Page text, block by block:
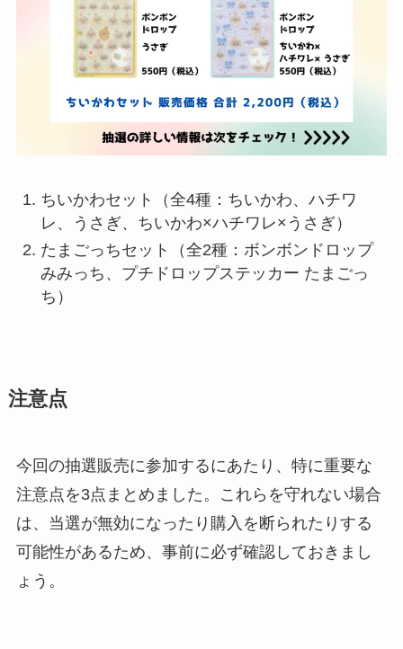
ちいかわセット（全4種：ちいかわ、ハチワ
レ、うさぎ、ちいかわ×ハチワレ×うさぎ）
たまごっちセット（全2種：ボンボンドロップ
みみっち、プチドロップステッカー たまごっ
ち）
注意点
今回の抽選販売に参加するにあたり、特に重要な
注意点を3点まとめました。これらを守れない場合
は、当選が無効になったり購入を断られたりする
可能性があるため、事前に必ず確認しておきまし
ょう。